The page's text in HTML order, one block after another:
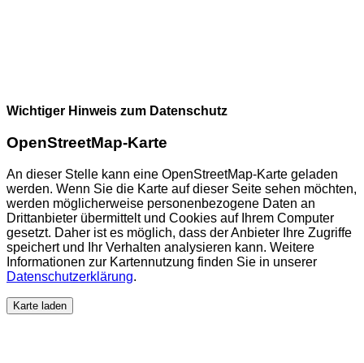
Wichtiger Hinweis zum Datenschutz
OpenStreetMap-Karte
An dieser Stelle kann eine OpenStreetMap-Karte geladen
werden. Wenn Sie die Karte auf dieser Seite sehen möchten,
werden möglicherweise personenbezogene Daten an
Drittanbieter übermittelt und Cookies auf Ihrem Computer
gesetzt. Daher ist es möglich, dass der Anbieter Ihre Zugriffe
speichert und Ihr Verhalten analysieren kann. Weitere
Informationen zur Kartennutzung finden Sie in unserer
Datenschutzerklärung.
Karte laden